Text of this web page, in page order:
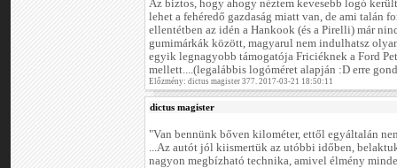
Az biztos, hogy ahogy néztem kevesebb logó
lehet a fehéredő gazdaság miatt van, de ami talán
ellentétben az idén a Hankook (és a Pirelli) már
gumimárkák között, magyarul nem indulhatsz
egyik legnagyobb támogatója Friciéknek a Ford
mellett....(legalábbis logóméret alapján :D erre
Előzmény: dictus magister 377. 2017-03-21 18:50:11
dictus magister
"Van bennünk bőven kilométer, ettől egyáltalán
...Az autót jól kiismertük az utóbbi időben,
nagyon megbízható technika, amivel élmény